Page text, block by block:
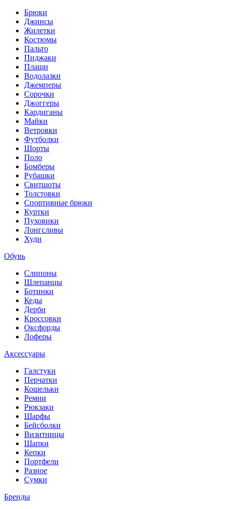
Брюки
Джинсы
Жилетки
Костюмы
Пальто
Пиджаки
Плащи
Водолазки
Джемперы
Сорочки
Джоггеры
Кардиганы
Майки
Ветровки
Футболки
Шорты
Поло
Бомберы
Рубашки
Свитшоты
Толстовки
Спортивные брюки
Куртки
Пуховики
Лонгсливы
Худи
Обувь
Слипоны
Шлепанцы
Ботинки
Кеды
Дерби
Кроссовки
Оксфорды
Лоферы
Аксессуары
Галстуки
Перчатки
Кошельки
Ремни
Рюкзаки
Шарфы
Бейсболки
Визитницы
Шапки
Кепки
Портфели
Разное
Сумки
Бренды